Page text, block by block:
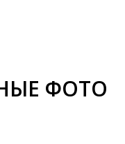
ФОТО